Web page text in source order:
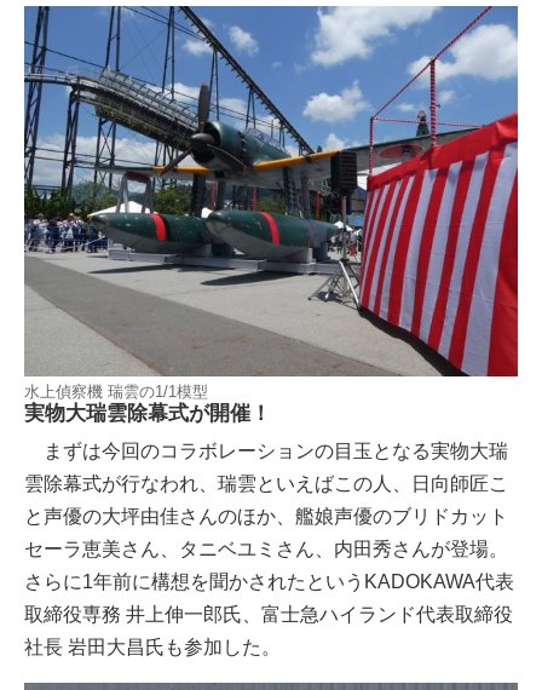
水上偵察機 瑞雲の1/1模型
実物大瑞雲除幕式が開催！
まずは今回のコラボレーションの目玉となる実物大瑞
雲除幕式が行なわれ、瑞雲といえばこの人、日向師匠こ
と声優の大坪由佳さんのほか、艦娘声優のブリドカット
セーラ恵美さん、タニベユミさん、内田秀さんが登場。
さらに1年前に構想を聞かされたというKADOKAWA代表
取締役専務 井上伸一郎氏、富士急ハイランド代表取締役
社長 岩田大昌氏も参加した。